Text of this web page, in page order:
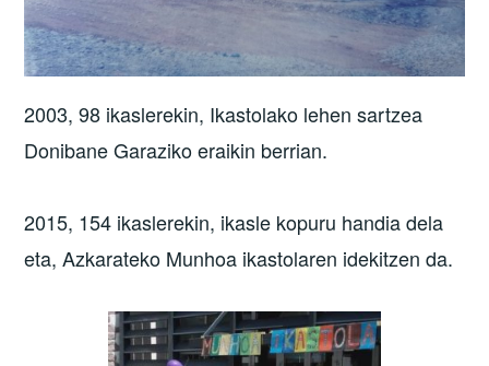
2003, 98 ikaslerekin, Ikastolako lehen sartzea
Donibane Garaziko eraikin berrian.
2015, 154 ikaslerekin, ikasle kopuru handia dela
eta, Azkarateko Munhoa ikastolaren idekitzen da.